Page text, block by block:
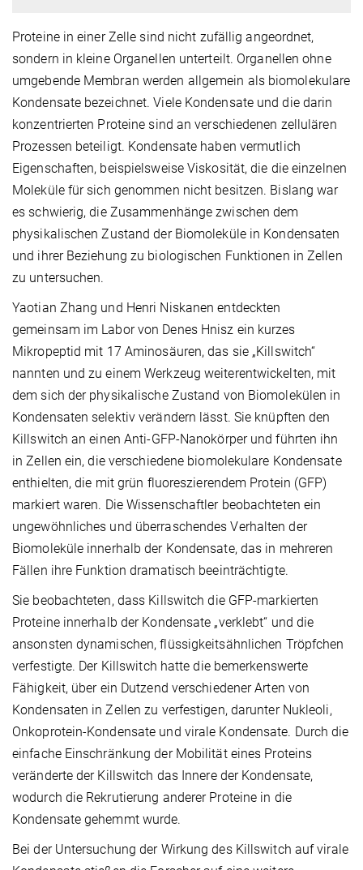
Proteine in einer Zelle sind nicht zufällig angeordnet,
sondern in kleine Organellen unterteilt. Organellen ohne
umgebende Membran werden allgemein als biomolekulare
Kondensate bezeichnet. Viele Kondensate und die darin
konzentrierten Proteine sind an verschiedenen zellulären
Prozessen beteiligt. Kondensate haben vermutlich
Eigenschaften, beispielsweise Viskosität, die die einzelnen
Moleküle für sich genommen nicht besitzen. Bislang war
es schwierig, die Zusammenhänge zwischen dem
physikalischen Zustand der Biomoleküle in Kondensaten
und ihrer Beziehung zu biologischen Funktionen in Zellen
zu untersuchen.
Yaotian Zhang und Henri Niskanen entdeckten
gemeinsam im Labor von Denes Hnisz ein kurzes
Mikropeptid mit 17 Aminosäuren, das sie „Killswitch“
nannten und zu einem Werkzeug weiterentwickelten, mit
dem sich der physikalische Zustand von Biomolekülen in
Kondensaten selektiv verändern lässt. Sie knüpften den
Killswitch an einen Anti-GFP-Nanokörper und führten ihn
in Zellen ein, die verschiedene biomolekulare Kondensate
enthielten, die mit grün fluoreszierendem Protein (GFP)
markiert waren. Die Wissenschaftler beobachteten ein
ungewöhnliches und überraschendes Verhalten der
Biomoleküle innerhalb der Kondensate, das in mehreren
Fällen ihre Funktion dramatisch beeinträchtigte.
Sie beobachteten, dass Killswitch die GFP-markierten
Proteine innerhalb der Kondensate „verklebt“ und die
ansonsten dynamischen, flüssigkeitsähnlichen Tröpfchen
verfestigte. Der Killswitch hatte die bemerkenswerte
Fähigkeit, über ein Dutzend verschiedener Arten von
Kondensaten in Zellen zu verfestigen, darunter Nukleoli,
Onkoprotein-Kondensate und virale Kondensate. Durch die
einfache Einschränkung der Mobilität eines Proteins
veränderte der Killswitch das Innere der Kondensate,
wodurch die Rekrutierung anderer Proteine in die
Kondensate gehemmt wurde.
Bei der Untersuchung der Wirkung des Killswitch auf virale